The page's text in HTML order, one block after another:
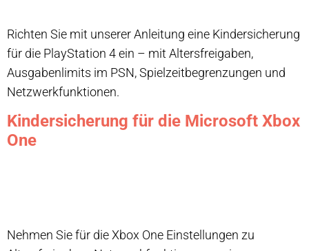
Richten Sie mit unserer Anleitung eine Kindersicherung
für die PlayStation 4 ein – mit Altersfreigaben,
Ausgabenlimits im PSN, Spielzeitbegrenzungen und
Netzwerkfunktionen.
Kindersicherung für die Microsoft Xbox
One
Nehmen Sie für die Xbox One Einstellungen zu